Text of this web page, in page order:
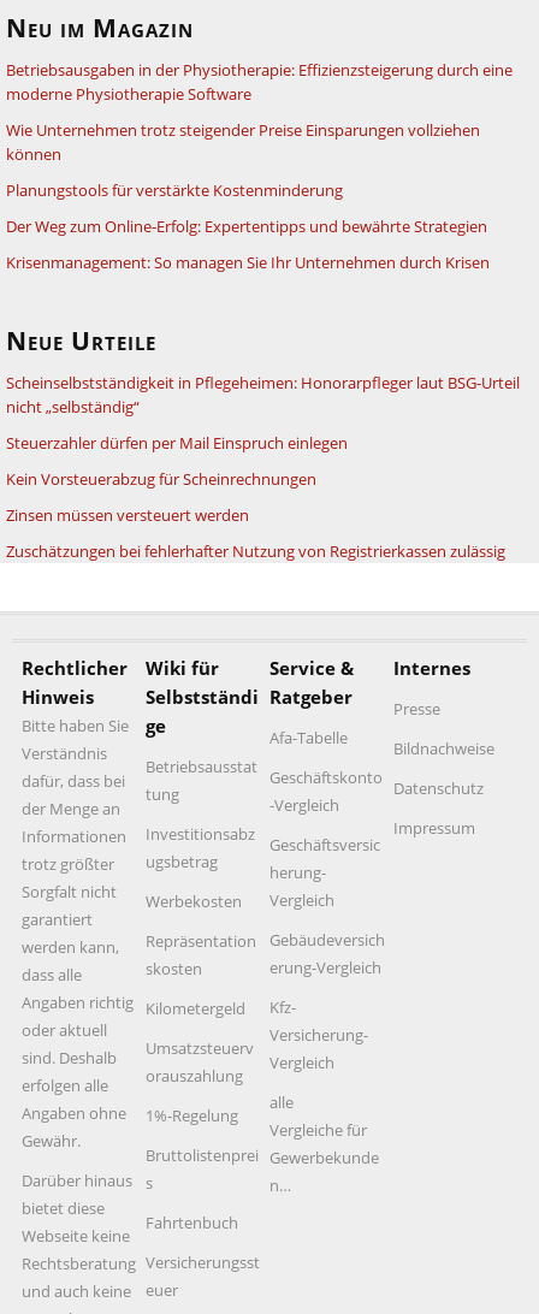
Neu im Magazin
Betriebsausgaben in der Physiotherapie: Effizienzsteigerung durch eine
moderne Physiotherapie Software
Wie Unternehmen trotz steigender Preise Einsparungen vollziehen
können
Planungstools für verstärkte Kostenminderung
Der Weg zum Online-Erfolg: Expertentipps und bewährte Strategien
Krisenmanagement: So managen Sie Ihr Unternehmen durch Krisen
Neue Urteile
Scheinselbstständigkeit in Pflegeheimen: Honorarpfleger laut BSG-Urteil
nicht „selbständig“
Steuerzahler dürfen per Mail Einspruch einlegen
Kein Vorsteuerabzug für Scheinrechnungen
Zinsen müssen versteuert werden
Zuschätzungen bei fehlerhafter Nutzung von Registrierkassen zulässig
Rechtlicher
Hinweis
Bitte haben Sie
Verständnis
dafür, dass bei
der Menge an
Informationen
trotz größter
Sorgfalt nicht
garantiert
werden kann,
dass alle
Angaben richtig
oder aktuell
sind. Deshalb
erfolgen alle
Angaben ohne
Gewähr.
Darüber hinaus
bietet diese
Webseite keine
Rechtsberatung
und auch keine
Wiki für
Selbstständi
ge
Betriebsausstat
tung
Investitionsabz
ugsbetrag
Werbekosten
Repräsentation
skosten
Kilometergeld
Umsatzsteuerv
orauszahlung
1%-Regelung
Bruttolistenprei
s
Fahrtenbuch
Versicherungsst
euer
Service &
Ratgeber
Afa-Tabelle
Geschäftskonto
-Vergleich
Geschäftsversic
herung-
Vergleich
Gebäudeversich
erung-Vergleich
Kfz-
Versicherung-
Vergleich
alle
Vergleiche für
Gewerbekunde
n…
Internes
Presse
Bildnachweise
Datenschutz
Impressum